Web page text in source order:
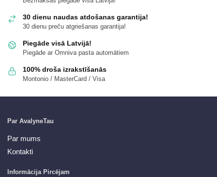
30 dienu naudas atdošanas garantija!
30 dienu preču atgriešanas garantija!
Piegāde visā Latvijā!
Piegāde ar Omniva pasta automātiem
100% droša izrakstīšanās
Montonio / MasterCard / Visa
Par AvalyneTau
Par mums
Kontakti
Informācija Pircējam